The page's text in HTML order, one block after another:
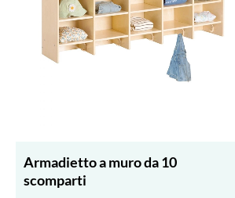
Armadietto a muro da 10
scomparti